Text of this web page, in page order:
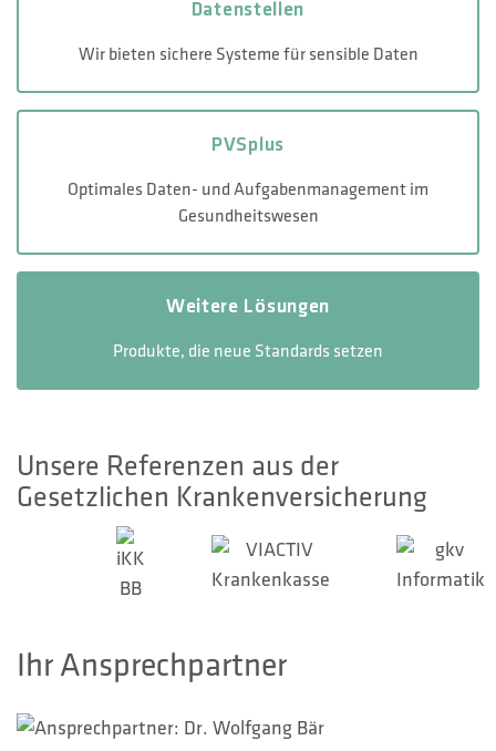
Datenstellen
Wir bieten sichere Systeme für sensible Daten
PVSplus
Optimales Daten- und Aufgabenmanagement im
Gesundheitswesen
Weitere Lösungen
Produkte, die neue Standards setzen
Unsere Referenzen aus der
Gesetzlichen Krankenversicherung
Ihr Ansprechpartner